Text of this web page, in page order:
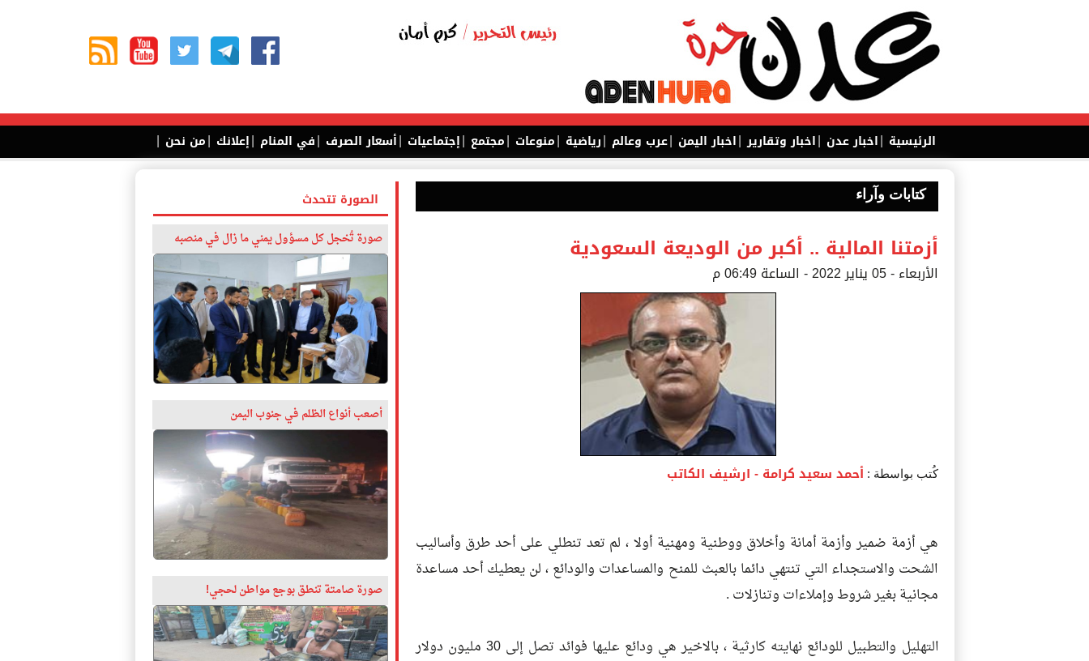
الرئيسية |اخبار عدن |اخبار وتقارير |اخبار اليمن |عرب وعالم |رياضية |منوعات |مجتمع |إجتماعيات |أسعار الصرف |في المنام |إعلانك |من نحن |
الصورة تتحدث
صورة تُخجل كل مسؤول يمني ما زال في منصبه
أصعب أنواع الظلم في جنوب اليمن
صورة صامتة تنطق بوجع مواطن لحجي!
كتابات وآراء
أزمتنا المالية .. أكبر من الوديعة السعودية
الأربعاء - 05 يناير 2022 - الساعة 06:49 م
كُتب بواسطة : أحمد سعيد كرامة - ارشيف الكاتب
هي أزمة ضمير وأزمة أمانة وأخلاق ووطنية ومهنية أولا ، لم تعد تنطلي على أحد طرق وأساليب
الشحت والاستجداء التي تنتهي دائما بالعبث للمنح والمساعدات والودائع ، لن يعطيك أحد مساعدة
مجانية بغير شروط وإملاءات وتنازلات .
التهليل والتطبيل للودائع نهايته كارثية ، بالاخير هي ودائع عليها فوائد تصل إلى 30 مليون دولار